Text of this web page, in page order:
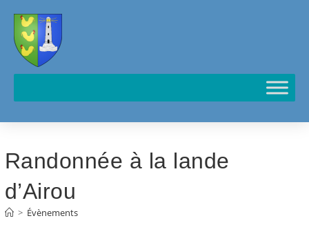
Randonnée à la lande
d’Airou
> Évènements